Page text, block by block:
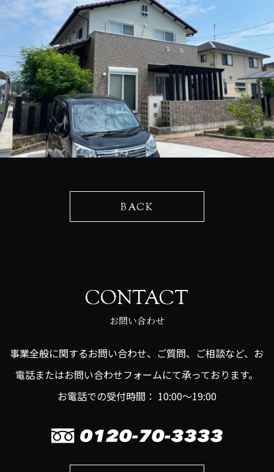
BACK
CONTACT
お問い合わせ
事業全般に関するお問い合わせ、ご質問、ご相談など、お
電話またはお問い合わせフォームにて承っております。
お電話での受付時間： 10:00～19:00